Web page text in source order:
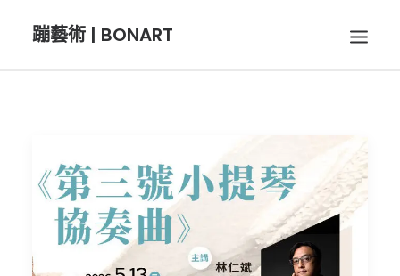
蹦藝術 | BONART
BON呼吸
BON攝影